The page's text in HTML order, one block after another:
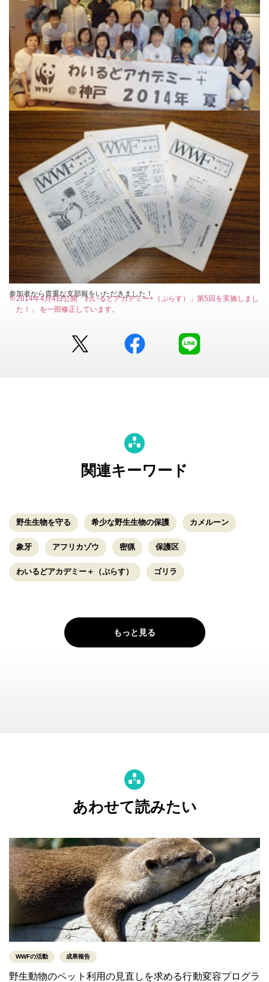
参加者から貴重な支部報をいただきました！
※2014年4月4日公開「わいるどアカデミー+（ぷらす）」第5回を実施しまし
た！」 を一部修正しています。
facebook
関連キーワード
野生生物を守る 希少な野生生物の保護 カメルーン
象牙 アフリカゾウ 密猟 保護区
わいるどアカデミー＋（ぷらす） ゴリラ
もっと見る
あわせて読みたい
WWFの活動 成果報告
野生動物のペット利用の見直しを求める行動変容プログラ